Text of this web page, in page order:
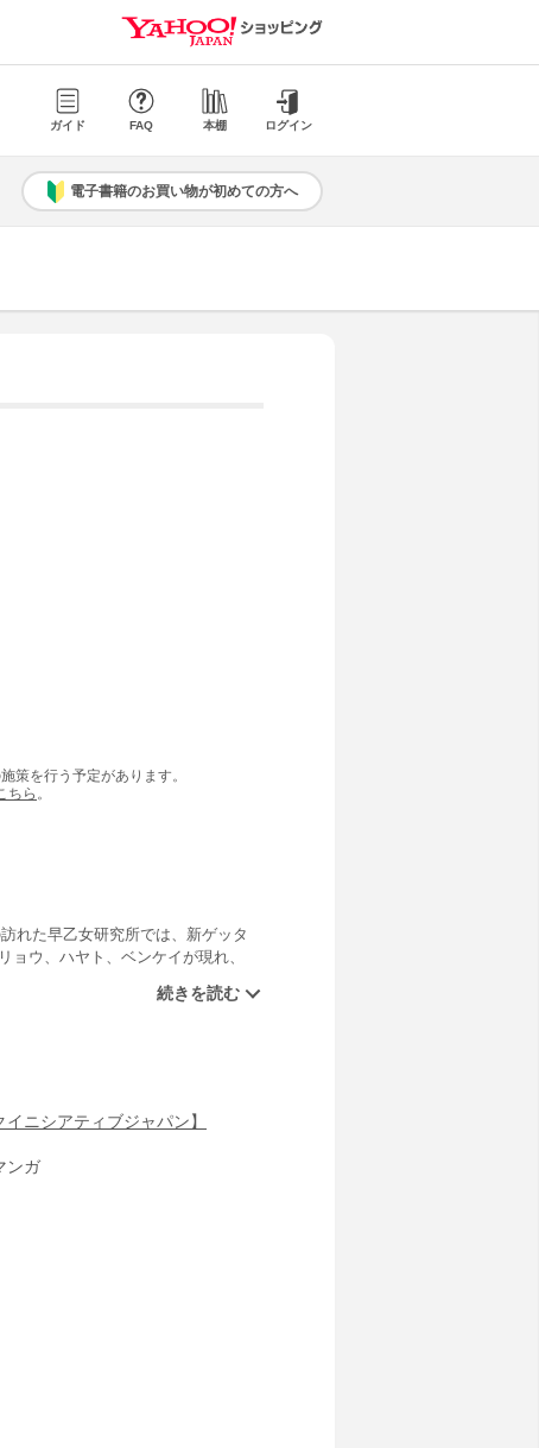
ガイド FAQ 本棚 ログイン
電子書籍のお買い物が初めての方へ
策を行う予定があります。
ちら 。
れた早乙女研究所では、新ゲッタ
ウ、ハヤト、ベンケイが現れ、
に向かった3人は、博物館におさめ
イニシアティブジャパン】
ンガ